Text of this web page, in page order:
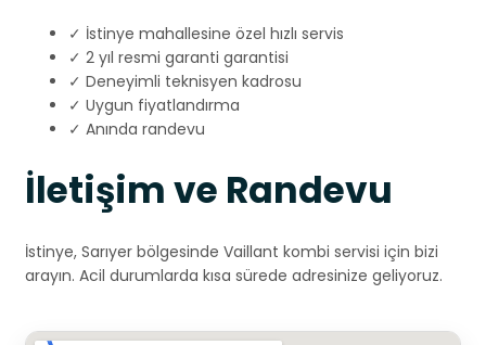
✓ İstinye mahallesine özel hızlı servis
✓ 2 yıl resmi garanti garantisi
✓ Deneyimli teknisyen kadrosu
✓ Uygun fiyatlandırma
✓ Anında randevu
İletişim ve Randevu
İstinye, Sarıyer bölgesinde Vaillant kombi servisi için bizi
arayın. Acil durumlarda kısa sürede adresinize geliyoruz.